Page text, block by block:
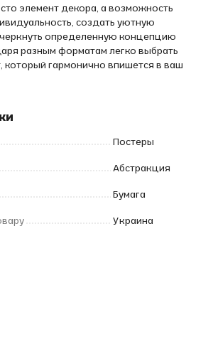
элемент декора, а возможность
создать уютную
определенную концепцию
разным форматам легко выбрать
который гармонично впишется в ваш
Постеры
Абстракция
Бумага
Украина